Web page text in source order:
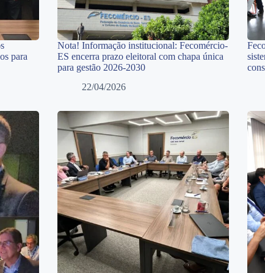
para
Nota! Informação institucional: Fecomércio-
ES encerra prazo eleitoral com chapa única
para gestão 2026-2030
22/04/2026